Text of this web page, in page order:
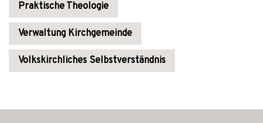
Praktische Theologie
Verwaltung Kirchgemeinde
Volkskirchliches Selbstverständnis